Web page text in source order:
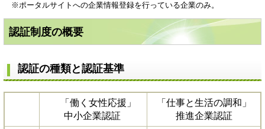
※ポータルサイトへの企業情報登録を行っている企業のみ。
認証制度の概要
認証の種類と認証基準
「働く女性応援」
中小企業認証
「仕事と生活の調和」
推進企業認証